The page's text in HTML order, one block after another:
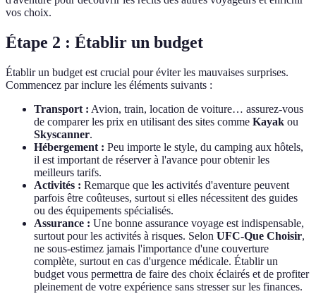
vos choix.
Étape 2 : Établir un budget
Établir un budget est crucial pour éviter les mauvaises surprises.
Commencez par inclure les éléments suivants :
Transport : Avion, train, location de voiture… assurez-vous
de comparer les prix en utilisant des sites comme Kayak ou
Skyscanner.
Hébergement : Peu importe le style, du camping aux hôtels,
il est important de réserver à l'avance pour obtenir les
meilleurs tarifs.
Activités : Remarque que les activités d'aventure peuvent
parfois être coûteuses, surtout si elles nécessitent des guides
ou des équipements spécialisés.
Assurance : Une bonne assurance voyage est indispensable,
surtout pour les activités à risques. Selon UFC-Que Choisir,
ne sous-estimez jamais l'importance d'une couverture
complète, surtout en cas d'urgence médicale. Établir un
budget vous permettra de faire des choix éclairés et de profiter
pleinement de votre expérience sans stresser sur les finances.